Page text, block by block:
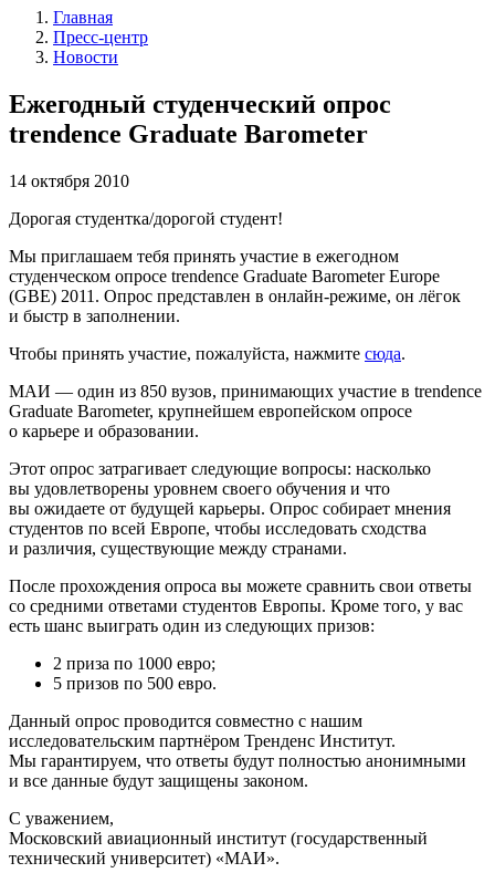
Главная
Пресс-центр
Новости
Ежегодный студенческий опрос
trendence Graduate Barometer
14 октября 2010
Дорогая студентка/дорогой студент!
Мы приглашаем тебя принять участие в ежегодном
студенческом опросе trendence Graduate Barometer Europe
(GBE) 2011. Опрос представлен в онлайн-режиме, он лёгок
и быстр в заполнении.
Чтобы принять участие, пожалуйста, нажмите сюда.
МАИ — один из 850 вузов, принимающих участие в trendence
Graduate Barometer, крупнейшем европейском опросе
о карьере и образовании.
Этот опрос затрагивает следующие вопросы: насколько
вы удовлетворены уровнем своего обучения и что
вы ожидаете от будущей карьеры. Опрос собирает мнения
студентов по всей Европе, чтобы исследовать сходства
и различия, существующие между странами.
После прохождения опроса вы можете сравнить свои ответы
со средними ответами студентов Европы. Кроме того, у вас
есть шанс выиграть один из следующих призов:
2 приза по 1000 евро;
5 призов по 500 евро.
Данный опрос проводится совместно с нашим
исследовательским партнёром Тренденс Институт.
Мы гарантируем, что ответы будут полностью анонимными
и все данные будут защищены законом.
С уважением,
Московский авиационный институт (государственный
технический университет) «МАИ».